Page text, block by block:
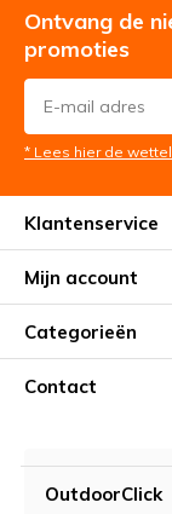
Ontvang de
promoties
* Lees hier de
Klantenservice
Mijn account
Categorieën
Contact
OutdoorClick